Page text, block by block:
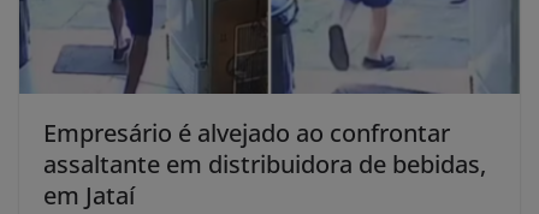
Empresário é alvejado ao confrontar
assaltante em distribuidora de bebidas,
em Jataí